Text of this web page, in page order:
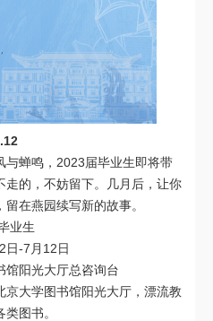
与蝉鸣，2023届毕业生即将带
走的，不妨留下。几月后，让你
在燕园续写新的故事。
业生
日-7月12日
馆阳光大厅总咨询台
京大学图书馆阳光大厅，漂流教
图书。